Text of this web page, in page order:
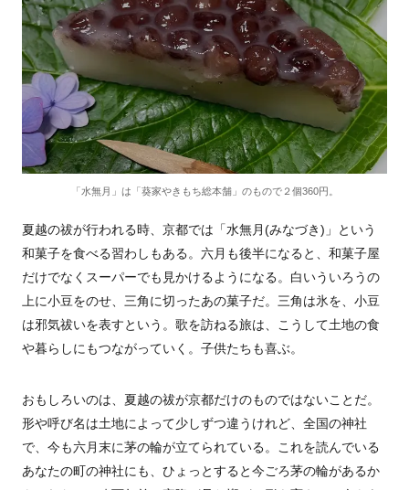
「水無月」は「葵家やきもち総本舗」のもので２個360円。
夏越の祓が行われる時、京都では「水無月(みなづき)」という
和菓子を食べる習わしもある。六月も後半になると、和菓子屋
だけでなくスーパーでも見かけるようになる。白いういろうの
上に小豆をのせ、三角に切ったあの菓子だ。三角は氷を、小豆
は邪気祓いを表すという。歌を訪ねる旅は、こうして土地の食
や暮らしにもつながっていく。子供たちも喜ぶ。
おもしろいのは、夏越の祓が京都だけのものではないことだ。
形や呼び名は土地によって少しずつ違うけれど、全国の神社
で、今も六月末に茅の輪が立てられている。これを読んでいる
あなたの町の神社にも、ひょっとすると今ごろ茅の輪があるか